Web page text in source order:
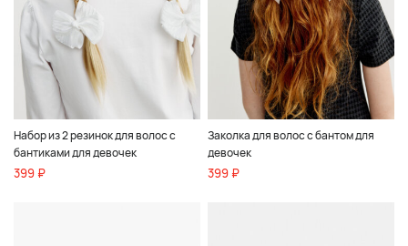
Набор из 2 резинок для волос с
бантиками для девочек
399 ₽
Заколка для волос с бантом для
девочек
399 ₽